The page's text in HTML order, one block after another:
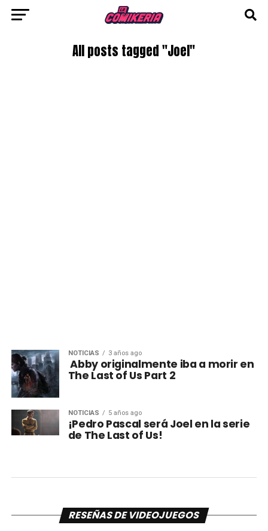
All posts tagged "Joel"
NOTICIAS 3 años ago
Abby originalmente iba a morir en
The Last of Us Part 2
NOTICIAS 5 años ago
¡Pedro Pascal será Joel en la serie
de The Last of Us!
RESEÑAS DE VIDEOJUEGOS